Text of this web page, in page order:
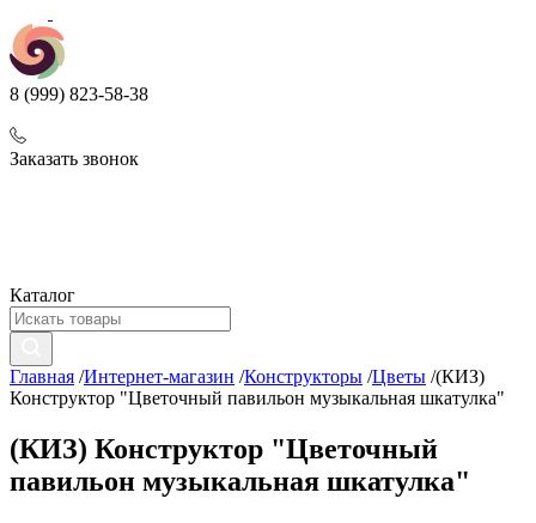
8 (999) 823-58-38
Заказать звонок
Каталог
Главная /Интернет-магазин /Конструкторы /Цветы /(КИЗ)
Конструктор "Цветочный павильон музыкальная шкатулка"
(КИЗ) Конструктор "Цветочный
павильон музыкальная шкатулка"